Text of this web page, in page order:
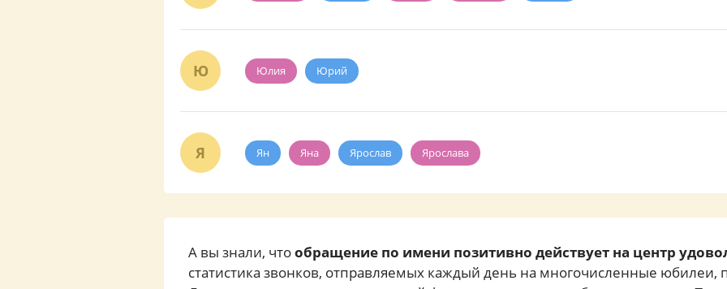
Ю Юлия Юрий
Я Ян Яна Ярослав Ярослава
А вы знали, чтообращение по имени позитивно действует на центр
статистика звонков, отправляемых каждый день на многочисленные юбилеи,